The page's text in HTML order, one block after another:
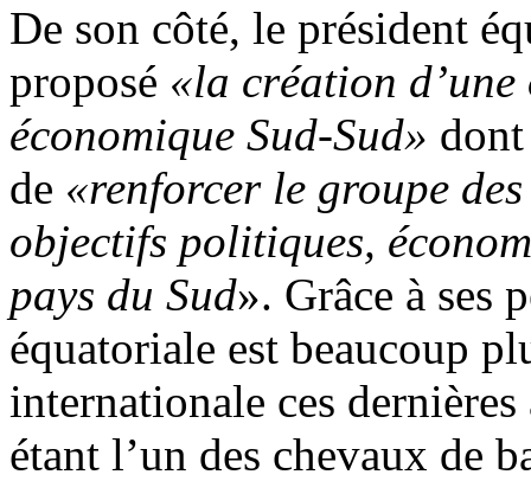
De son côté, le président
proposé «la création
économique Sud-Sud»
de «renforcer le groupe
objectifs politiques,
pays du Sud». Grâce à ses
équatoriale est beaucoup
internationale ces
étant l’un des chevaux de